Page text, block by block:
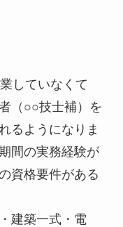
していなくて
（○○技士補）を
るようになりま
間の実務経験が
資格要件がある
建築一式・電